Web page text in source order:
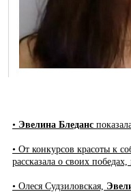
• Эвелина Бледанс
• От конкурсов красоты к
рассказала о своих
• Олеся Судзиловская,